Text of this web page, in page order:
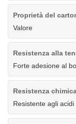
Proprietà del
Valore
Resistenza alla
Forte adesione al
Resistenza
Resistente agli